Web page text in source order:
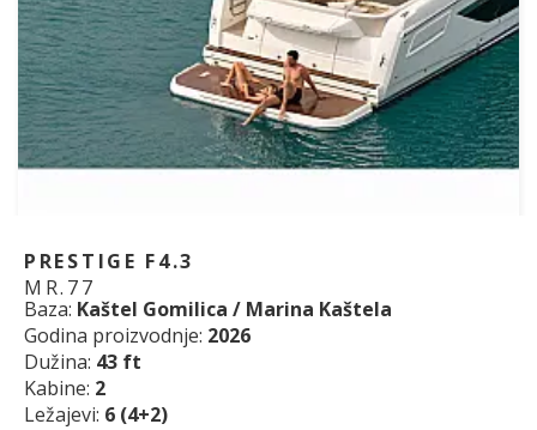
PRESTIGE F4.3
MR.77
Baza: Kaštel Gomilica / Marina Kaštela
Godina proizvodnje: 2026
Dužina: 43 ft
Kabine: 2
Ležajevi: 6 (4+2)